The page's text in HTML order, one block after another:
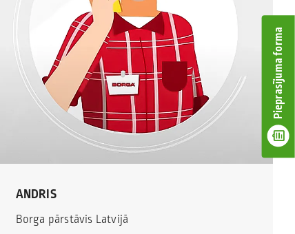
Pieprasījuma forma
ANDRIS
Borga pārstāvis Latvijā